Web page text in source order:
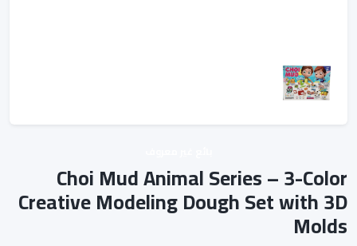
Choi Mud Animal Series – 3-Color
Creative Modeling Dough Set with 3D
Molds